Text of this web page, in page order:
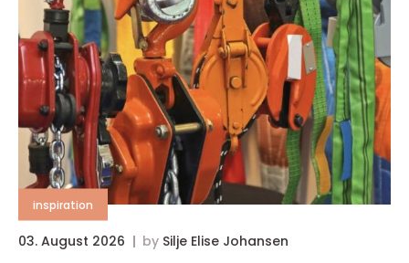
inspiration
03. August 2026 by Silje Elise Johansen